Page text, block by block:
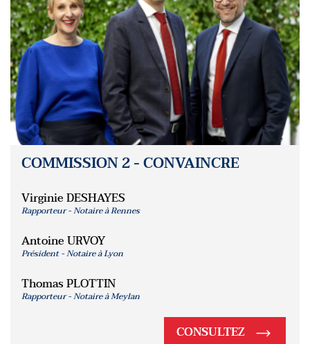
COMMISSION 2 - CONVAINCRE
Virginie DESHAYES
Rapporteur - Notaire à Rennes
Antoine URVOY
Président - Notaire à Lyon
Thomas PLOTTIN
Rapporteur - Notaire à Meylan
CONSULTEZ